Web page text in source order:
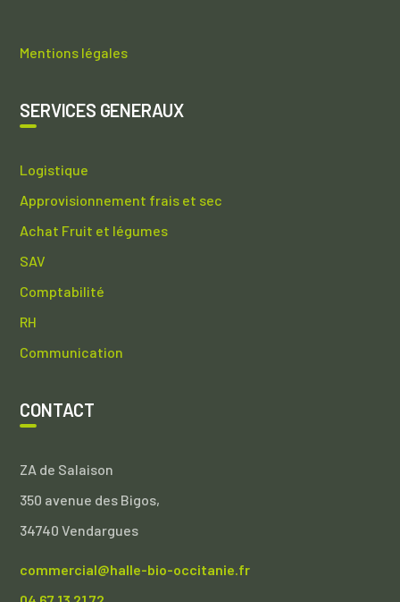
Mentions légales
SERVICES GENERAUX
Logistique
Approvisionnement frais et sec
Achat Fruit et légumes
SAV
Comptabilité
RH
Communication
CONTACT
ZA de Salaison
350 avenue des Bigos,
34740 Vendargues
commercial@halle-bio-occitanie.fr